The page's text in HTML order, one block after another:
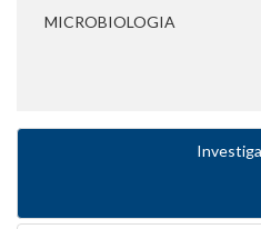
MICROBIOLOGIA